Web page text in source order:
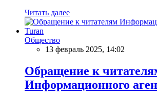
Читать далее
Общество
13 февраль 2025, 14:02
Обращение к
Информационного